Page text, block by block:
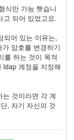
식만 가능 햇습니
고 되어 있었고요.
되어 있는 이유는,
암호를 변경하기
를 하는 것이 목적
계정을 지정해
것이라면 각 계
, 자기 자신의 것